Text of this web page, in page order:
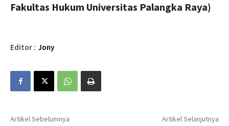
Fakultas Hukum Universitas Palangka Raya)
Editor : Jony
Artikel Sebelumnya Artikel Selanjutnya